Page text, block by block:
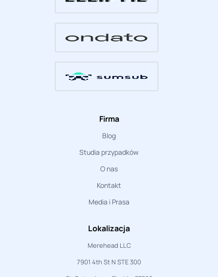
Firma
Blog
Studia przypadków
O nas
Kontakt
Media i Prasa
Lokalizacja
Merehead LLC
7901 4th St N STE 300